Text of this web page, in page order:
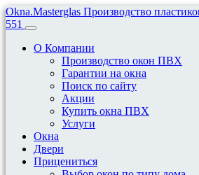
Okna.Masterglas Производство
551
О Компании
Производство окон ПВХ
Гарантии на окна
Поиск по сайту
Акции
Купить окна ПВХ
Услуги
Окна
Двери
Прицениться
Акции На Покупку
Пластиковых
Компании